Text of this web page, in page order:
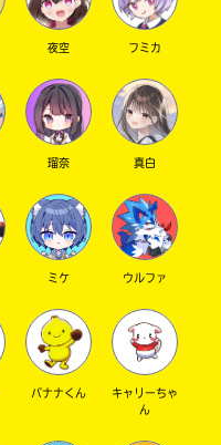
夜空 フミカ
瑠奈 真白
ミケ ウルファ
バナナくん
キャリーちゃ
ん